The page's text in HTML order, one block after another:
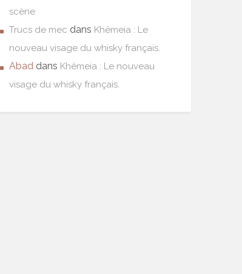
scène
Trucs de mec dans Khêmeia : Le
nouveau visage du whisky français.
Abad dans Khêmeia : Le nouveau
visage du whisky français.